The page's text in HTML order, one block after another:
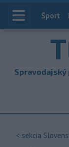
Index
Šport
< sekcia